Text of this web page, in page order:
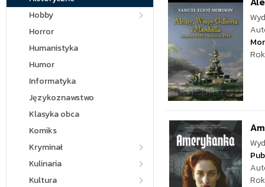
Hobby
Horror
Humanistyka
Humor
Informatyka
Językoznawstwo
Klasyka obca
Komiks
Kryminał
Kulinaria
Kultura